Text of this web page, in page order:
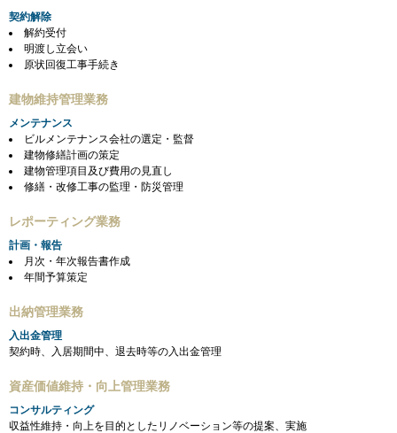
契約解除
解約受付
明渡し立会い
原状回復工事手続き
建物維持管理業務
メンテナンス
ビルメンテナンス会社の選定・監督
建物修繕計画の策定
建物管理項目及び費用の見直し
修繕・改修工事の監理・防災管理
レポーティング業務
計画・報告
月次・年次報告書作成
年間予算策定
出納管理業務
入出金管理
契約時、入居期間中、退去時等の入出金管理
資産価値維持・向上管理業務
コンサルティング
収益性維持・向上を目的としたリノベーション等の提案、実施